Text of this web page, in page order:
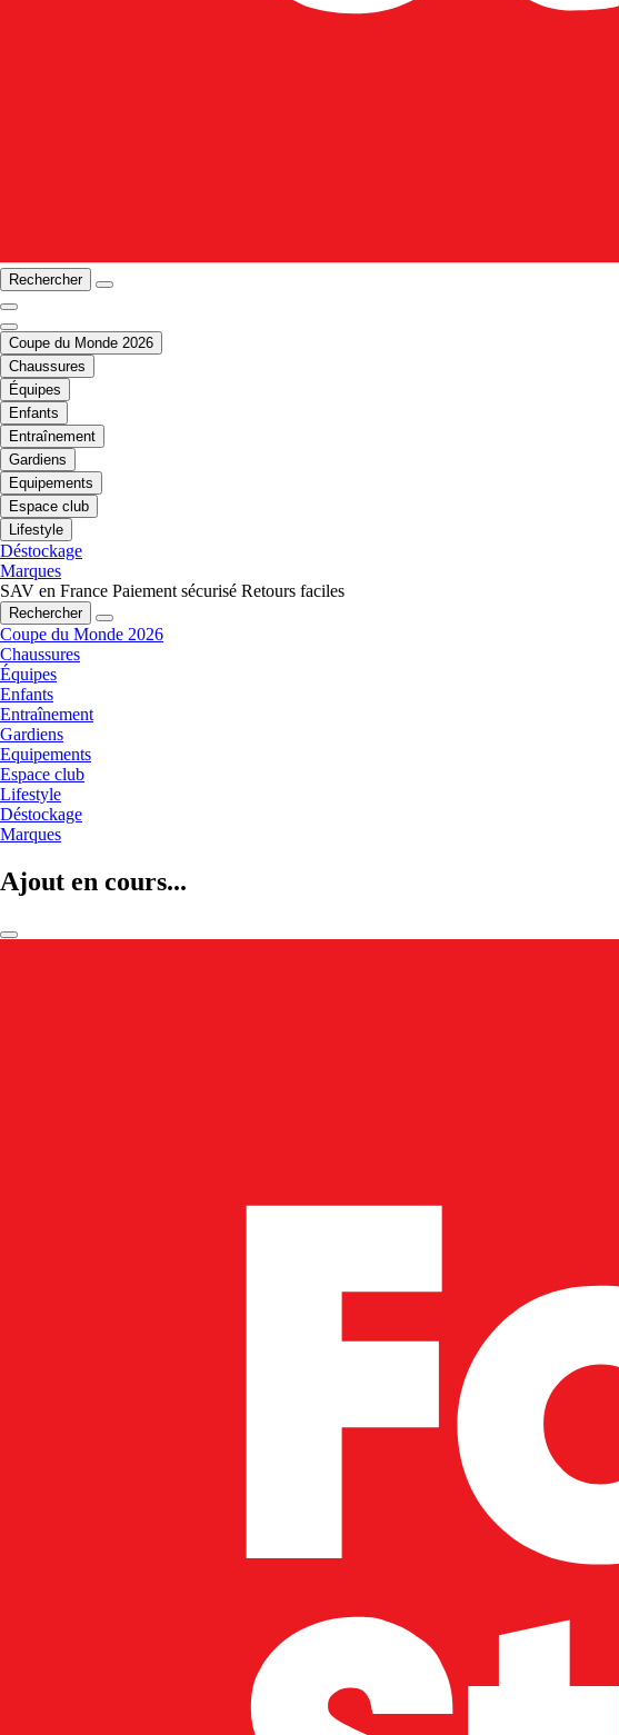
Rechercher
Coupe du Monde 2026
Chaussures
Équipes
Enfants
Entraînement
Gardiens
Equipements
Espace club
Lifestyle
Déstockage
Marques
SAV en France Paiement sécurisé Retours faciles
Rechercher
Coupe du Monde 2026
Chaussures
Équipes
Enfants
Entraînement
Gardiens
Equipements
Espace club
Lifestyle
Déstockage
Marques
Ajout en cours...